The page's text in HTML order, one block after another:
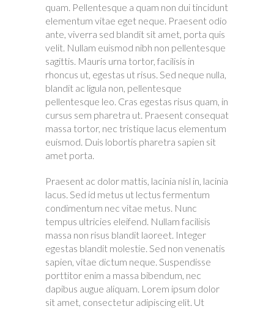
quam. Pellentesque a quam non dui tincidunt
elementum vitae eget neque. Praesent odio
ante, viverra sed blandit sit amet, porta quis
velit. Nullam euismod nibh non pellentesque
sagittis. Mauris urna tortor, facilisis in
rhoncus ut, egestas ut risus. Sed neque nulla,
blandit ac ligula non, pellentesque
pellentesque leo. Cras egestas risus quam, in
cursus sem pharetra ut. Praesent consequat
massa tortor, nec tristique lacus elementum
euismod. Duis lobortis pharetra sapien sit
amet porta.
Praesent ac dolor mattis, lacinia nisl in, lacinia
lacus. Sed id metus ut lectus fermentum
condimentum nec vitae metus. Nunc
tempus ultricies eleifend. Nullam facilisis
massa non risus blandit laoreet. Integer
egestas blandit molestie. Sed non venenatis
sapien, vitae dictum neque. Suspendisse
porttitor enim a massa bibendum, nec
dapibus augue aliquam. Lorem ipsum dolor
sit amet, consectetur adipiscing elit. Ut